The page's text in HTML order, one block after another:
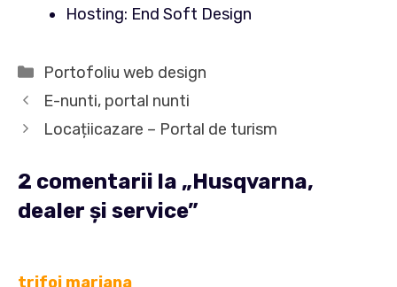
Hosting: End Soft Design
Categorii
Portofoliu web design
E-nunti, portal nunti
Locațiicazare – Portal de turism
2 comentarii la „Husqvarna,
dealer și service”
trifoi mariana